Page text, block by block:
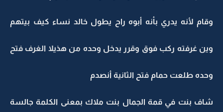
وقام لأنه يدري بأنه أبوه راح يطول خالد نساء كيف بيتهم
وين غرفته ركب فوق وقرر يدخل وحده من هذيلا الغرف فتح
وحده طلعت حمام فتح الثانية أنصدم
شاف بنت في قمة الجمال بنت ملاك بمعنى الكلمة جالسة